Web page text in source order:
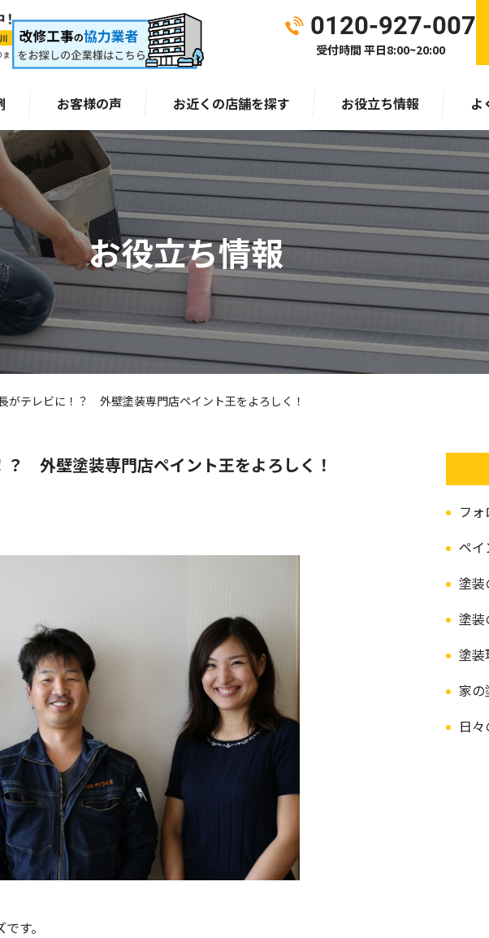
ま
0120-927-007
受付時間 平日8:00~20:00
お客様の声 お近くの店舗を探す お役立ち情報 よ
お役立ち情報
がテレビに！？ 外壁塗装専門店ペイント王をよろしく！
？ 外壁塗装専門店ペイント王をよろしく！
す。
フ
ペイ
塗装
塗装
塗装
家
日々